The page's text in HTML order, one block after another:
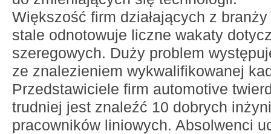
Większość firm działających z
stale odnotowuje liczne wakaty
szeregowych. Duży problem
ze znalezieniem wykwalifikowanej
Przedstawiciele firm automotive
trudniej jest znaleźć 10 dobrych
pracowników liniowych. Absolwenci